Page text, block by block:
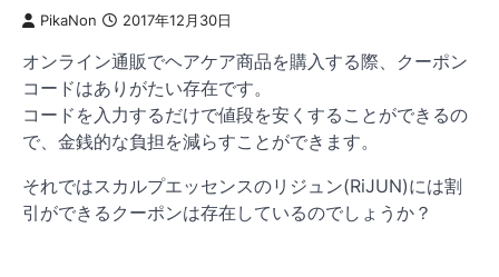
PikaNon 2017年12月30日
オンライン通販でヘアケア商品を購入する際、クーポン
コードはありがたい存在です。
コードを入力するだけで値段を安くすることができるの
で、金銭的な負担を減らすことができます。
それではスカルプエッセンスのリジュン(RiJUN)には割
引ができるクーポンは存在しているのでしょうか？